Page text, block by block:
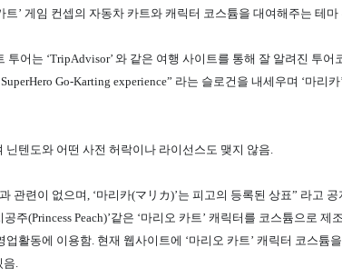
’ 게임 컨셉의 자동차 카트와 캐릭터 코스튬을 대여해주는 테마
어는 ‘TripAdvisor’ 와 같은 여행 사이트를 통해 잘 알려진 투어
Go-Karting experience” 라는 슬로건을 내세우며 ‘마리
닌텐도와 어떤 사전 허락이나 라이선스도 맺지 않음.
관련이 없으며, ‘마리카(マリカ)’는 피고의 등록된 상표” 라고
주(Princess Peach)’같은 ‘마리오 카트’ 캐릭터를 코스튬으로
활동에 이용함. 현재 웹사이트에 ‘마리오 카트’ 캐릭터 코스튬
음.